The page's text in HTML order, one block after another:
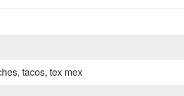
tacos, tex mex